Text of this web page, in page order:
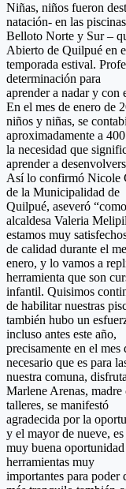
Niñas, niños fueron
natación- en las
Belloto Norte y Sur –
Abierto de Quilpué en
temporada estival.
determinación para
aprender a nadar y con
En el mes de enero de
niños y niñas, se
aproximadamente a
la necesidad que
aprender a
Así lo confirmó Nicole
de la Municipalidad de
Quilpué, aseveró
alcaldesa Valeria
estamos muy
de calidad durante el
enero, y lo vamos a
herramienta que son
infantil. Quisimos
de habilitar nuestras
también hubo un
incluso antes este año,
precisamente en el
necesario que es para
nuestra comuna,
Marlene Arenas, madre
talleres, se manifestó
agradecida por la
y el mayor de nueve, es
muy buena
herramientas muy
importantes para poder